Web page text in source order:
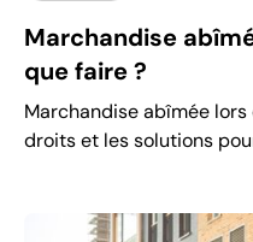
Marchandise
que faire ?
Marchandise abîmée
droits et les solutions